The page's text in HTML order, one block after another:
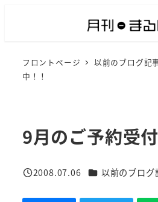
フロントページ 以前のブログ記
中！！
9月のご予約受
投稿日
2008.07.06 カテゴリー
以前のブログ